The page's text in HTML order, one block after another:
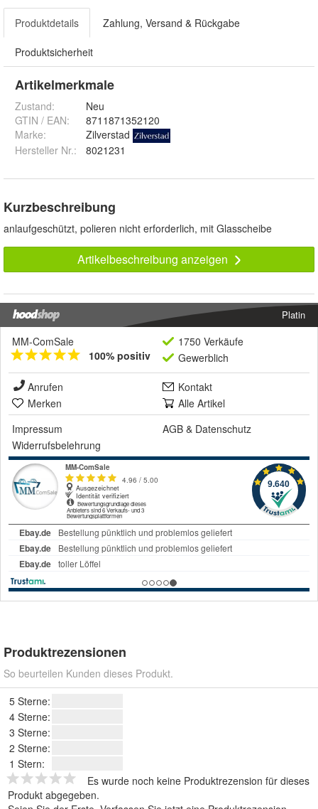
Produktdetails Zahlung, Versand & Rückgabe
Produktsicherheit
Artikelmerkmale
Zustand:
Neu
GTIN / EAN:
8711871352120
Marke:
Zilverstad
Hersteller Nr.:
8021231
Kurzbeschreibung
anlaufgeschützt, polieren nicht erforderlich, mit Glasscheibe
Artikelbeschreibung anzeigen
Platin
MM-ComSale
100% positiv
1750 Verkäufe
Gewerblich
Anrufen
Kontakt
Merken
Alle Artikel
Impressum
AGB & Datenschutz
Widerrufsbelehrung
Produktrezensionen
So beurteilen Kunden dieses Produkt.
5 Sterne:
4 Sterne:
3 Sterne:
2 Sterne:
1 Stern:
Es wurde noch keine Produktrezension für dieses
Produkt abgegeben.